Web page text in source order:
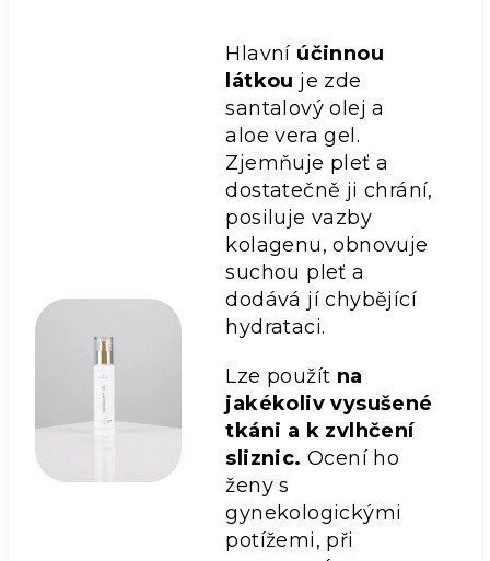
Hlavní účinnou
látkou je zde
santalový olej a
aloe vera gel.
Zjemňuje pleť a
dostatečně ji chrání,
posiluje vazby
kolagenu, obnovuje
suchou pleť a
dodává jí chybějící
hydrataci.
Lze použít na
jakékoliv vysušené
tkáni a k zvlhčení
sliznic. Ocení ho
ženy s
gynekologickými
potížemi, při